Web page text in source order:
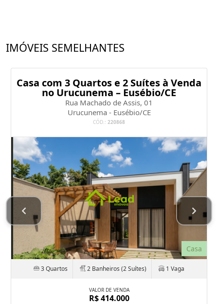
IMÓVEIS SEMELHANTES
Casa com 3 Quartos e 2 Suítes à Venda
no Urucunema – Eusébio/CE
Rua Machado de Assis, 01
Urucunema - Eusébio/CE
CÓD.: 220868
Casa
3 Quartos 2 Banheiros (2 Suítes) 1 Vaga
VALOR DE VENDA
R$ 414.000